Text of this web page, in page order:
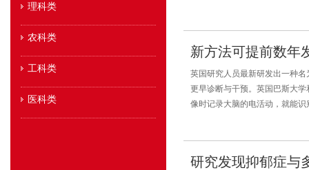
理科类
农科类
工科类
医科类
新方法可提前数年
英国研究人员最新研发出一种
更早诊断与干预。英国巴斯大
像时记录大脑的电活动，就能
研究发现抑郁症与